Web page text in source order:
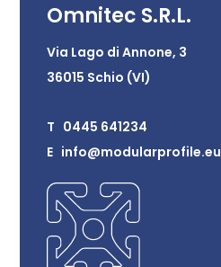
Omnitec S.R.L.
Via Lago di Annone, 3
36015 Schio (VI)
T 0445 641234
E info@modularprofile.eu